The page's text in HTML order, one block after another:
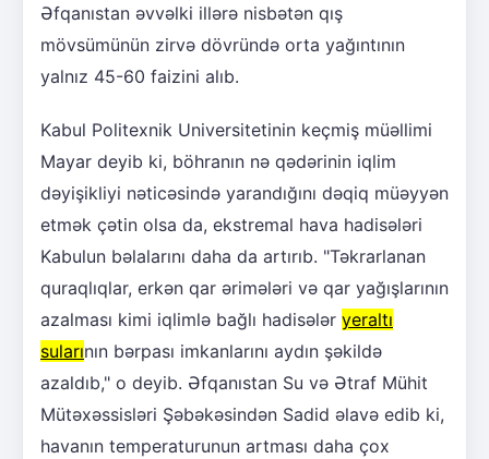
Əfqanıstan əvvəlki illərə nisbətən qış
mövsümünün zirvə dövründə orta yağıntının
yalnız 45-60 faizini alıb.
Kabul Politexnik Universitetinin keçmiş müəllimi
Mayar deyib ki, böhranın nə qədərinin iqlim
dəyişikliyi nəticəsində yarandığını dəqiq müəyyən
etmək çətin olsa da, ekstremal hava hadisələri
Kabulun bəlalarını daha da artırıb. "Təkrarlanan
quraqlıqlar, erkən qar ərimələri və qar yağışlarının
azalması kimi iqlimlə bağlı hadisələr yeraltı
sularının bərpası imkanlarını aydın şəkildə
azaldıb," o deyib. Əfqanıstan Su və Ətraf Mühit
Mütəxəssisləri Şəbəkəsindən Sadid əlavə edib ki,
havanın temperaturunun artması daha çox